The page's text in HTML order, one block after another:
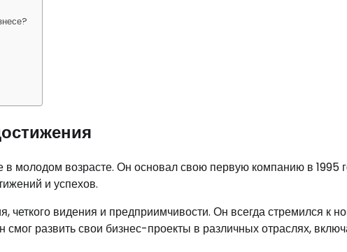
молодом возрасте. Он основал свою первую компанию в 1995
и успехов.
четкого видения и предприимчивости. Он всегда стремился к
развить свои бизнес-проекты в различных отраслях,